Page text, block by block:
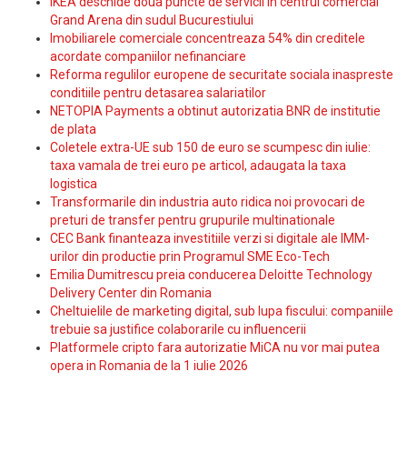
Grand Arena din sudul Bucurestiului
Imobiliarele comerciale concentreaza 54% din creditele
acordate companiilor nefinanciare
Reforma regulilor europene de securitate sociala inaspreste
conditiile pentru detasarea salariatilor
NETOPIA Payments a obtinut autorizatia BNR de institutie
de plata
Coletele extra-UE sub 150 de euro se scumpesc din iulie:
taxa vamala de trei euro pe articol, adaugata la taxa
logistica
Transformarile din industria auto ridica noi provocari de
preturi de transfer pentru grupurile multinationale
CEC Bank finanteaza investitiile verzi si digitale ale IMM-
urilor din productie prin Programul SME Eco-Tech
Emilia Dumitrescu preia conducerea Deloitte Technology
Delivery Center din Romania
Cheltuielile de marketing digital, sub lupa fiscului: companiile
trebuie sa justifice colaborarile cu influencerii
Platformele cripto fara autorizatie MiCA nu vor mai putea
opera in Romania de la 1 iulie 2026